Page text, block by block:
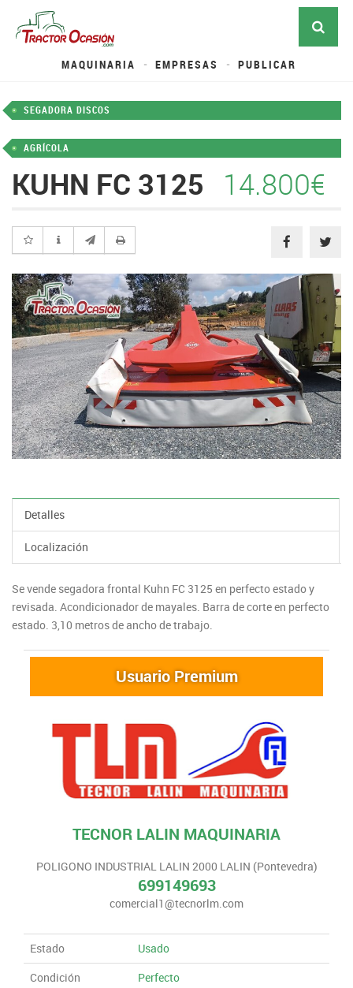
MAQUINARIA EMPRESAS PUBLICAR
SEGADORA DISCOS
AGRÍCOLA
KUHN FC 3125 14.800€
Detalles
Localización
Se vende segadora frontal Kuhn FC 3125 en perfecto estado y
revisada. Acondicionador de mayales. Barra de corte en perfecto
estado. 3,10 metros de ancho de trabajo.
Usuario Premium
TECNOR LALIN MAQUINARIA
POLIGONO INDUSTRIAL LALIN 2000 LALIN (Pontevedra)
699149693
comercial1@tecnorlm.com
Estado
Usado
Condición
Perfecto